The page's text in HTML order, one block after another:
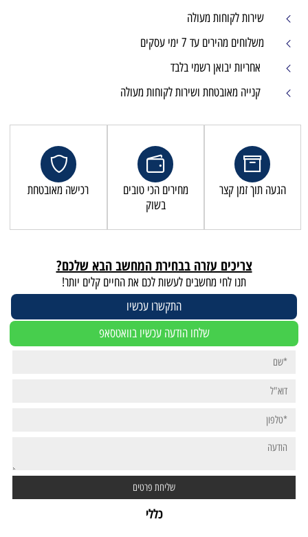
שירות לקוחות מעולה
משלוחים מהירים עד 7 ימי עסקים
אחריות יבואן רשמי בלבד
קנייה מאובטחת ושירות לקוחות מעולה
הגעה תוך זמן קצר
מחירים הכי טובים
בשוק
רכישה מאובטחת
צריכים עזרה בבחירת המחשב הבא שלכם?
תנו לחי מחשבים לעשות לכם את החיים קלים יותר!
התקשרו עכשיו
שלחו הודעה עכשיו בוואטסאפ
כללי